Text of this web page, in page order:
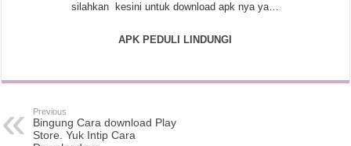
silahkan kesini untuk download apk nya ya…
APK PEDULI LINDUNGI
Previous
Bingung Cara download Play
Store. Yuk Intip Cara